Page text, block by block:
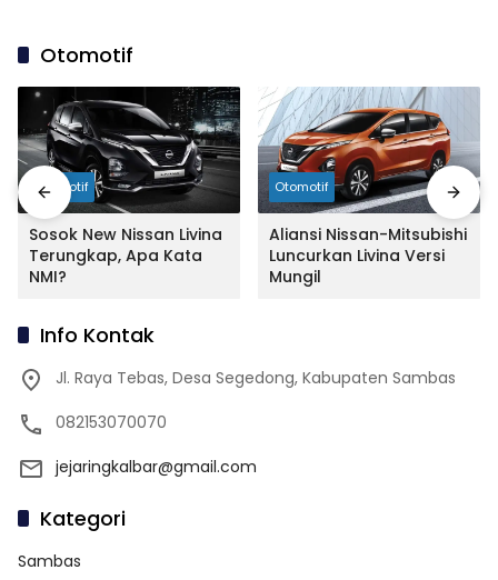
Otomotif
Otomotif
Sosok New Nissan Livina
Terungkap, Apa Kata
NMI?
Otomotif
Aliansi Nissan-Mitsubishi
Luncurkan Livina Versi
Mungil
Info Kontak
Jl. Raya Tebas, Desa Segedong, Kabupaten Sambas
082153070070
jejaringkalbar@gmail.com
Kategori
Sambas